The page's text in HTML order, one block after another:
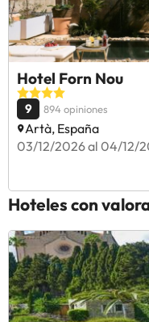
Hotel Forn Nou
9 894 opiniones
Artà, España
03/12/2026 al 04/12/
Hoteles con